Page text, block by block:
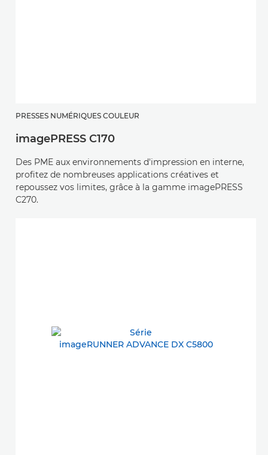
PRESSES NUMÉRIQUES COULEUR
imagePRESS C170
Des PME aux environnements d'impression en interne,
profitez de nombreuses applications créatives et
repoussez vos limites, grâce à la gamme imagePRESS
C270.